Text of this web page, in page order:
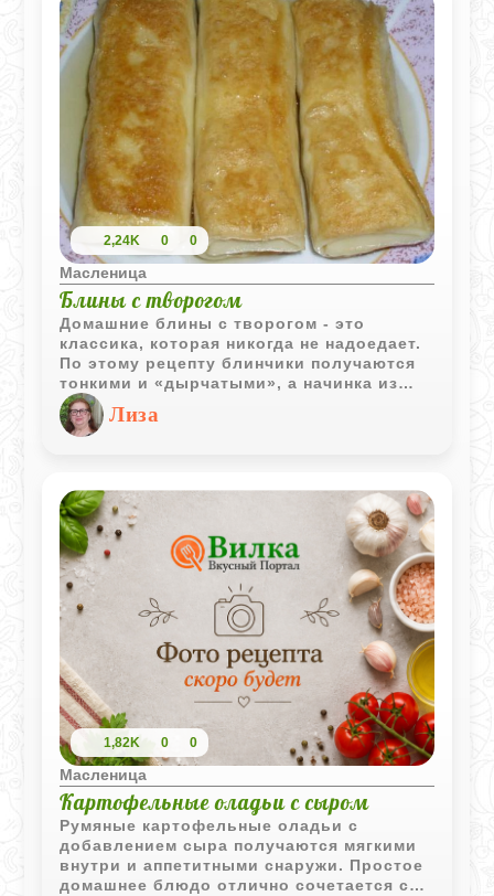
2,24K 0 0
Масленица
Блины с творогом
Домашние блины с творогом - это
классика, которая никогда не надоедает.
По этому рецепту блинчики получаются
тонкими и «дырчатыми», а начинка из
сухого творога с ванилью остается
нежной и ароматной.
Лиза
1,82K 0 0
Масленица
Картофельные оладьи с сыром
Румяные картофельные оладьи с
добавлением сыра получаются мягкими
внутри и аппетитными снаружи. Простое
домашнее блюдо отлично сочетается со